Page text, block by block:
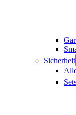
Sicherheit
Sets